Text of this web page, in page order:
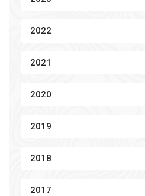
2022
2021
2020
2019
2018
2017